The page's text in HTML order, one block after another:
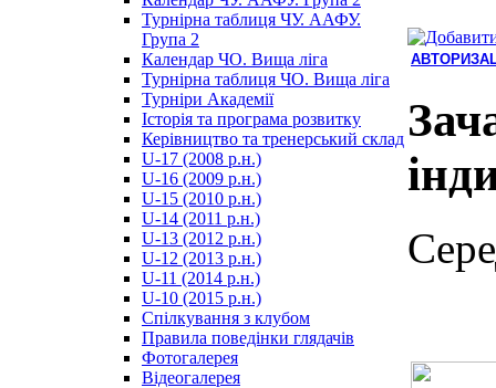
Турнірна таблиця ЧУ. ААФУ.
Група 2
Календар ЧО. Вища ліга
Турнірна таблиця ЧО. Вища ліга
Турніри Академії
Історія та програма розвитку
Керівництво та тренерський склад
U-17 (2008 р.н.)
U-16 (2009 р.н.)
U-15 (2010 р.н.)
U-14 (2011 р.н.)
U-13 (2012 р.н.)
U-12 (2013 р.н.)
U-11 (2014 р.н.)
U-10 (2015 р.н.)
Спілкування з клубом
Правила поведінки глядачів
Фотогалерея
Відеогалерея